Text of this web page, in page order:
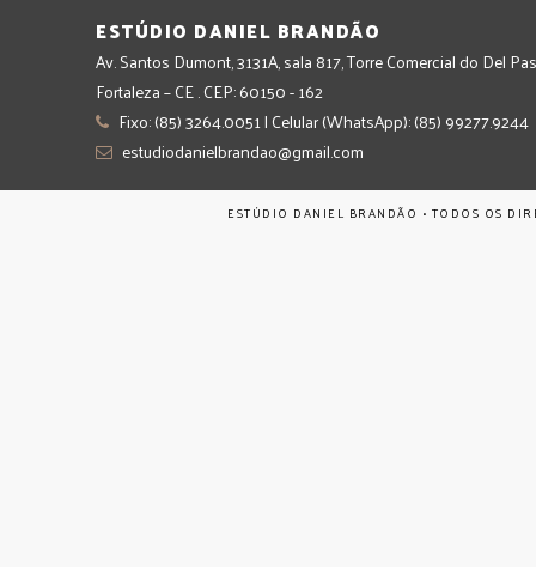
ESTÚDIO DANIEL BRANDÃO
Av. Santos Dumont, 3131A, sala 817, Torre Comercial do Del
Fortaleza – CE . CEP: 60150 - 162
Fixo: (85) 3264.0051 | Celular (WhatsApp): (85) 99277.9244
estudiodanielbrandao@gmail.com
ESTÚDIO DANIEL BRANDÃO • TODOS OS